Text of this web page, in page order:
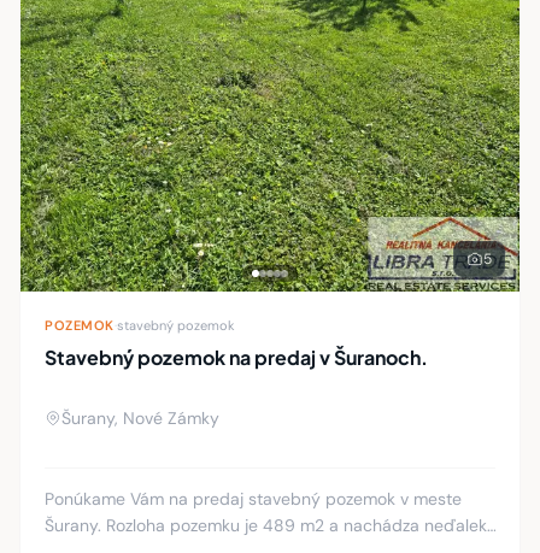
5
POZEMOK stavebný pozemok
Stavebný pozemok na predaj v Šuranoch.
Šurany, Nové Zámky
Ponúkame Vám na predaj stavebný pozemok v meste
Šurany. Rozloha pozemku je 489 m2 a nachádza neďaleko